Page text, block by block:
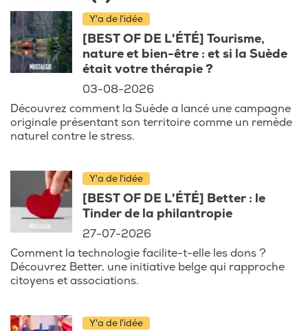
Y'a de l'idée
[BEST OF DE L'ÉTÉ] Tourisme,
nature et bien-être : et si la Suède
était votre thérapie ?
03-08-2026
Découvrez comment la Suède a lancé une campagne
originale présentant son territoire comme un remède
naturel contre le stress.
Y'a de l'idée
[BEST OF DE L'ÉTÉ] Better : le
Tinder de la philantropie
27-07-2026
Comment la technologie facilite-t-elle les dons ?
Découvrez Better, une initiative belge qui rapproche
citoyens et associations.
Y'a de l'idée